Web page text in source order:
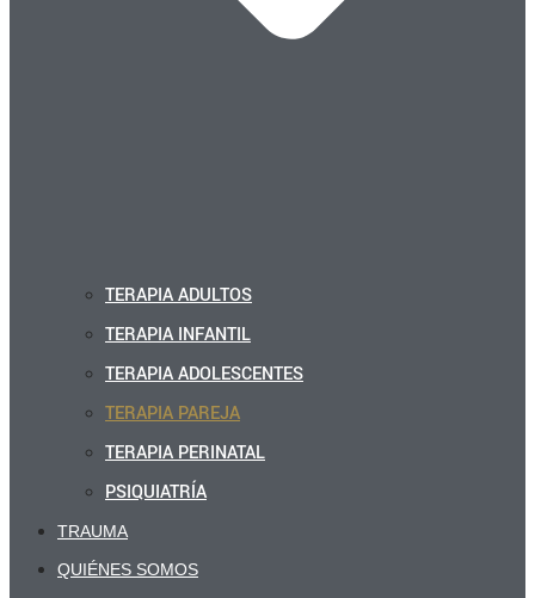
TERAPIA ADULTOS
TERAPIA INFANTIL
TERAPIA ADOLESCENTES
TERAPIA PAREJA
TERAPIA PERINATAL
PSIQUIATRÍA
TRAUMA
QUIÉNES SOMOS